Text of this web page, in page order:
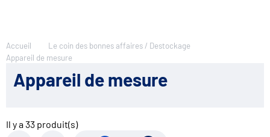
Accueil
Le coin des bonnes affaires / Destockage
Appareil de mesure
Appareil de mesure
Il y a33 produit(s)